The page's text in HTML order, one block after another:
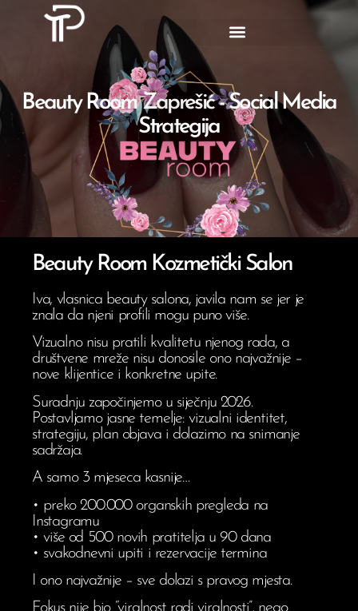
Beauty Room Zaprešić - Social Media
Strategija
Beauty Room Kozmetički Salon
Iva, vlasnica beauty salona, javila nam se jer je
znala da njeni profili mogu puno više.
Vizualno nisu pratili kvalitetu njenog rada, a
društvene mreže nisu donosile ono najvažnije –
nove klijentice i konkretne upite.
Suradnju započinjemo u siječnju 2026.
Postavljamo jasne temelje: vizualni identitet,
strategiju, plan objava i dolazimo na snimanje
sadržaja.
A samo 3 mjeseca kasnije…
• preko 200.000 organskih pregleda na
Instagramu
• više od 500 novih pratitelja u 90 dana
• svakodnevni upiti i rezervacije termina
I ono najvažnije – sve dolazi s pravog mjesta.